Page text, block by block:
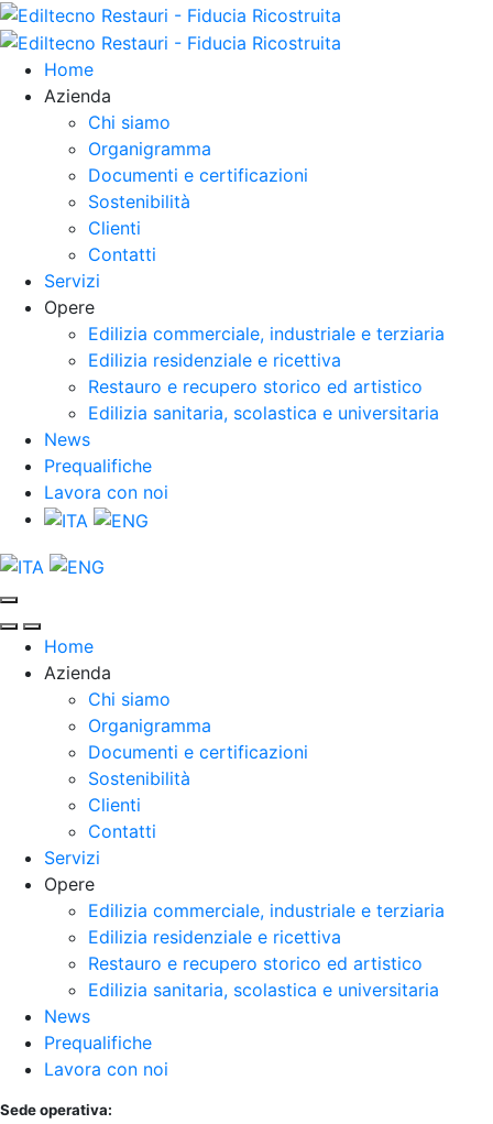
Home
Azienda
Chi siamo
Organigramma
Documenti e certificazioni
Sostenibilità
Clienti
Contatti
Servizi
Opere
Edilizia commerciale, industriale e terziaria
Edilizia residenziale e ricettiva
Restauro e recupero storico ed artistico
Edilizia sanitaria, scolastica e universitaria
News
Prequalifiche
Lavora con noi
Home
Azienda
Chi siamo
Organigramma
Documenti e certificazioni
Sostenibilità
Clienti
Contatti
Servizi
Opere
Edilizia commerciale, industriale e terziaria
Edilizia residenziale e ricettiva
Restauro e recupero storico ed artistico
Edilizia sanitaria, scolastica e universitaria
News
Prequalifiche
Lavora con noi
Sede operativa: